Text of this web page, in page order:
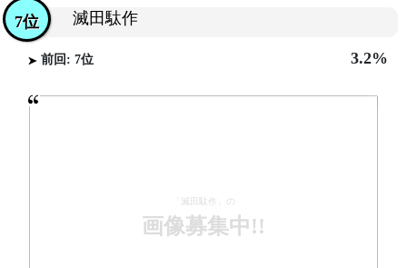
滅田駄作
7位
前回: 7位 3.2%
「滅田駄作」の
画像募集中!!